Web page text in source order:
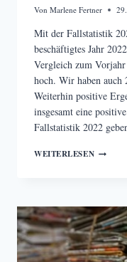
Von Marlene Fertner
Mit der Fallstatistik
beschäftigtes Jahr
Vergleich zum
hoch. Wir haben
Weiterhin positive
insgesamt eine
Fallstatistik 2022
WEITERLESEN